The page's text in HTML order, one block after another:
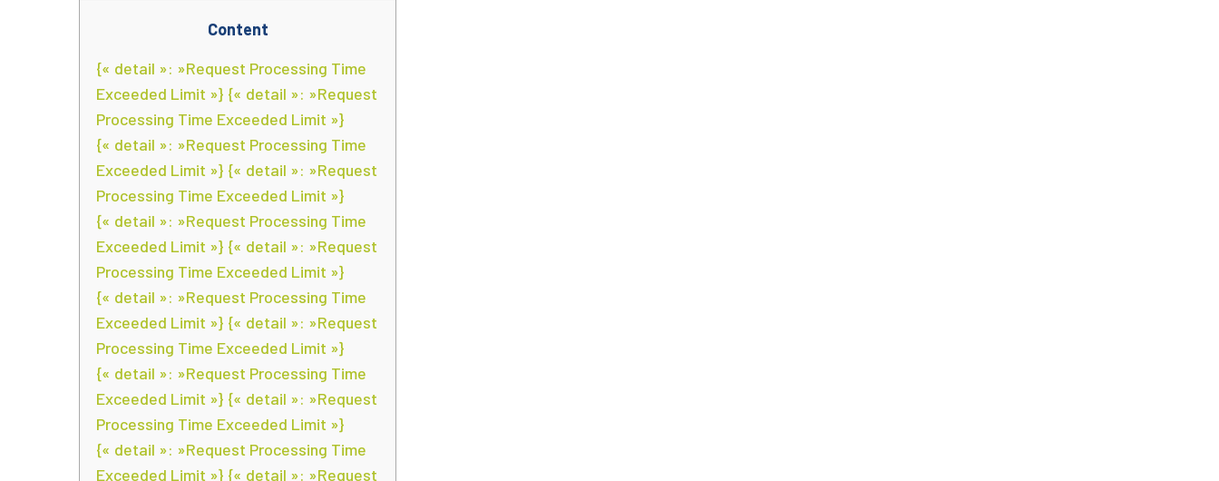
Content
{« detail »: »Request Processing Time
Exceeded Limit »} {« detail »: »Request
Processing Time Exceeded Limit »}
{« detail »: »Request Processing Time
Exceeded Limit »} {« detail »: »Request
Processing Time Exceeded Limit »}
{« detail »: »Request Processing Time
Exceeded Limit »} {« detail »: »Request
Processing Time Exceeded Limit »}
{« detail »: »Request Processing Time
Exceeded Limit »} {« detail »: »Request
Processing Time Exceeded Limit »}
{« detail »: »Request Processing Time
Exceeded Limit »} {« detail »: »Request
Processing Time Exceeded Limit »}
{« detail »: »Request Processing Time
Exceeded Limit »} {« detail »: »Request